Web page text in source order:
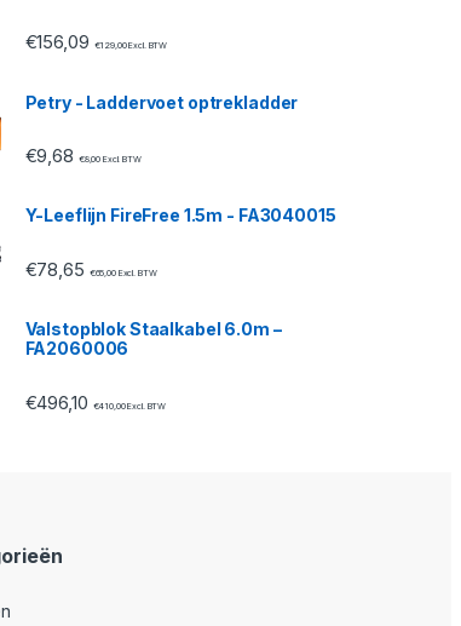
€156,09 €129,00Excl. BTW
Petry - Laddervoet optrekladder
€9,68 €8,00 Excl. BTW
Y-Leeflijn FireFree 1.5m - FA3040015
€78,65 €65,00Excl. BTW
Valstopblok Staalkabel 6.0m –
FA2060006
€496,10 €410,00Excl. BTW